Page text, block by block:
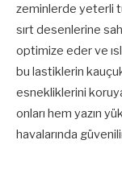
zeminlerde yeterli
sırt desenlerine
optimize eder ve
bu lastiklerin
esnekliklerini
onları hem yazın
havalarında